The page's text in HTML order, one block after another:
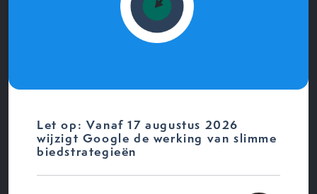
Let op: Vanaf 17 augustus 2026
wijzigt Google de werking van slimme
biedstrategieën